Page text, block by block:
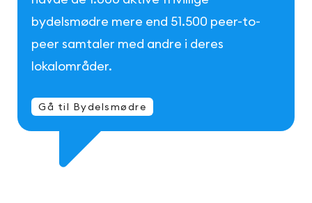
bydelsmødre mere end 51.500 peer-to-
peer samtaler med andre i deres
lokalområder.
Gå til Bydelsmødre